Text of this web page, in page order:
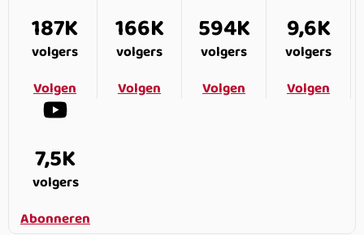
187K
volgers
Volgen
166K
volgers
Volgen
594K
volgers
Volgen
9,6K
volgers
Volgen
7,5K
volgers
Abonneren